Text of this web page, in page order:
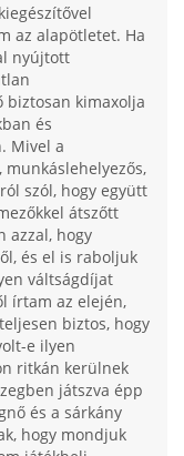
az alapötletet. Ha
nyújtott
biztosan kimaxolja
és
Mivel a
munkáslehelyezős,
szól, hogy együtt
átszőtt
azzal, hogy
és el is raboljuk
váltságdíjat
írtam az elején,
biztos, hogy
e ilyen
ritkán kerülnek
játszva épp
és a sárkány
hogy mondjuk